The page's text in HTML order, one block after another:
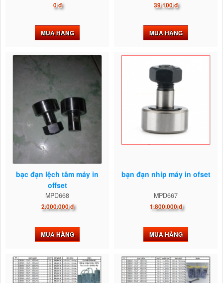
0 đ
MUA HÀNG
39.100 đ
MUA HÀNG
bạc đạn lệch tâm máy in
offset
MPD668
2.000.000 đ
MUA HÀNG
bạn đạn nhíp máy in ofset
MPD667
1.800.000 đ
MUA HÀNG